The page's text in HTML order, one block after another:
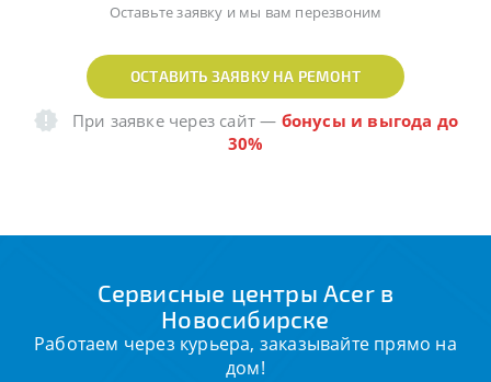
Оставьте заявку и мы вам перезвоним
ОСТАВИТЬ ЗАЯВКУ НА РЕМОНТ
При заявке через сайт— бонусы и выгода до
30%
Сервисные центры Acer в
Новосибирске
Работаем через курьера, заказывайте прямо на
дом!